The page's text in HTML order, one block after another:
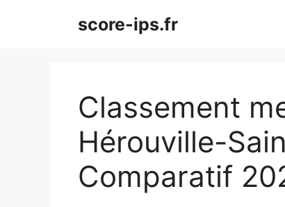
score-ips.fr
Classement
Hérouville-
Comparatif